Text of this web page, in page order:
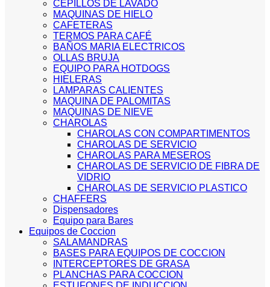
CEPILLOS DE LAVADO
MAQUINAS DE HIELO
CAFETERAS
TERMOS PARA CAFÉ
BAÑOS MARIA ELECTRICOS
OLLAS BRUJA
EQUIPO PARA HOTDOGS
HIELERAS
LAMPARAS CALIENTES
MAQUINA DE PALOMITAS
MAQUINAS DE NIEVE
CHAROLAS
CHAROLAS CON COMPARTIMENTOS
CHAROLAS DE SERVICIO
CHAROLAS PARA MESEROS
CHAROLAS DE SERVICIO DE FIBRA DE
VIDRIO
CHAROLAS DE SERVICIO PLASTICO
CHAFFERS
Dispensadores
Equipo para Bares
Equipos de Coccion
SALAMANDRAS
BASES PARA EQUIPOS DE COCCION
INTERCEPTORES DE GRASA
PLANCHAS PARA COCCION